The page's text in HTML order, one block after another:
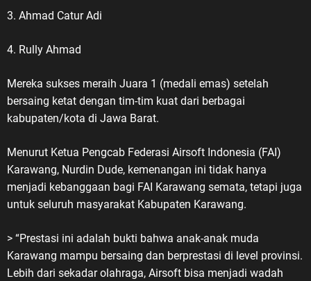
3. Ahmad Catur Adi
4. Rully Ahmad
Mereka sukses meraih Juara 1 (medali emas) setelah
bersaing ketat dengan tim-tim kuat dari berbagai
kabupaten/kota di Jawa Barat.
Menurut Ketua Pengcab Federasi Airsoft Indonesia (FAI)
Karawang, Nurdin Dude, kemenangan ini tidak hanya
menjadi kebanggaan bagi FAI Karawang semata, tetapi juga
untuk seluruh masyarakat Kabupaten Karawang.
> “Prestasi ini adalah bukti bahwa anak-anak muda
Karawang mampu bersaing dan berprestasi di level provinsi.
Lebih dari sekadar olahraga, Airsoft bisa menjadi wadah